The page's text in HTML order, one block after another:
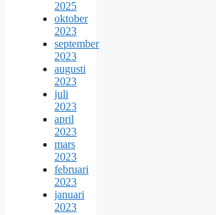
2025
oktober
2023
september
2023
augusti
2023
juli
2023
april
2023
mars
2023
februari
2023
januari
2023